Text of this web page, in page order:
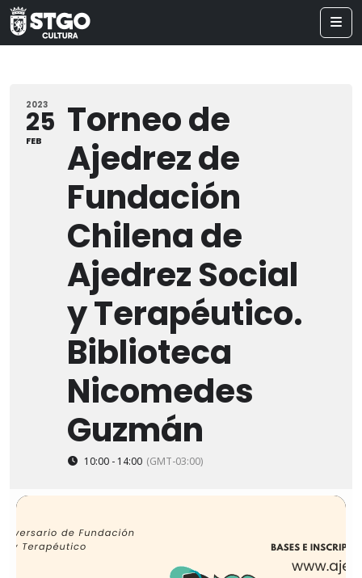
2023
25
FEB
Torneo de
Ajedrez de
Fundación
Chilena de
Ajedrez Social
y Terapéutico.
Biblioteca
Nicomedes
Guzmán
10:00 - 14:00 (GMT-03:00)